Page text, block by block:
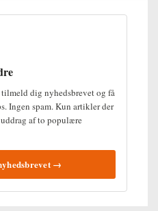
dig nyhedsbrevet og få
Ingen spam. Kun artikler der
af to populære
→